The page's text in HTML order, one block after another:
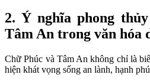
2. Ý nghĩa phong
Tâm An trong văn hóa
Chữ Phúc và Tâm An không chỉ là
hiện khát vọng sống an lành, hạnh